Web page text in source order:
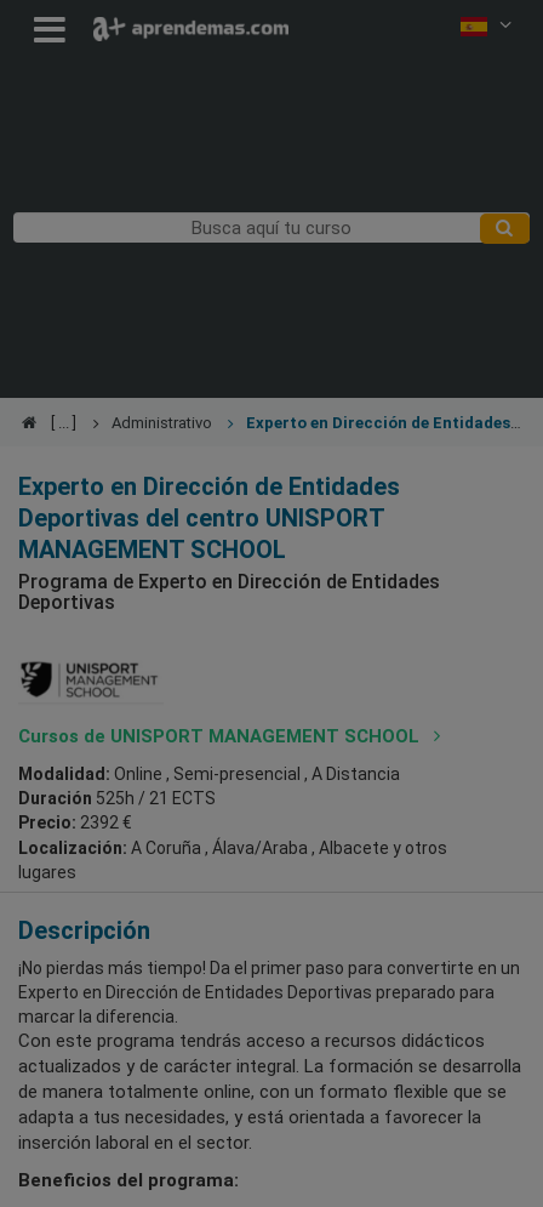
Administrativo
Experto en Dirección de Entidades
Deportivas del centro UNISPORT
MANAGEMENT SCHOOL
Programa de Experto en Dirección de Entidades
Deportivas
Cursos de UNISPORT MANAGEMENT SCHOOL
Modalidad: Online , Semi-presencial , A Distancia
Duración 525h / 21 ECTS
Precio: 2392 €
Localización: A Coruña , Álava/Araba , Albacete y otros
lugares
Descripción
¡No pierdas más tiempo! Da el primer paso para convertirte en un
Experto en Dirección de Entidades Deportivas preparado para
marcar la diferencia.
Con este programa tendrás acceso a recursos didácticos
actualizados y de carácter integral. La formación se desarrolla
de manera totalmente online, con un formato flexible que se
adapta a tus necesidades, y está orientada a favorecer la
inserción laboral en el sector.
Beneficios del programa: